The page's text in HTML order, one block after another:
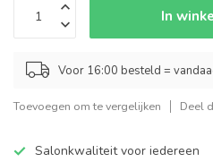
In
Voor 16:00 besteld =
Toevoegen om te vergelijken Deel
Salonkwaliteit voor iedereen